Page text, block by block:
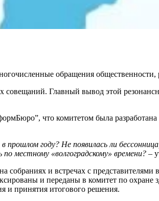
обращения общественности,
совещаний. Главный вывод этой
что комитетом была
прошлом году? Не появилась ли
местному «волгоградскому» времени? –
собраниях и встречах с
и переданы в комитет по
и принятия итогового решения.